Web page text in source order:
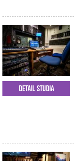
Detail studia